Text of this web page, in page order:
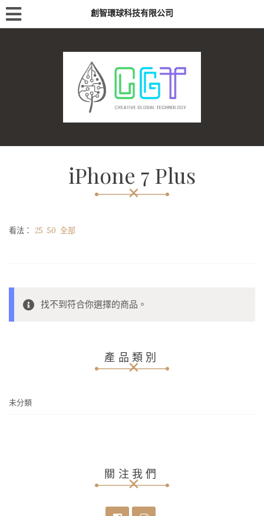
創智環球科技有限公司
iPhone 7 Plus
看法： 25 50 全部
找不到符合你選擇的商品。
產品類別
未分類
關注我們